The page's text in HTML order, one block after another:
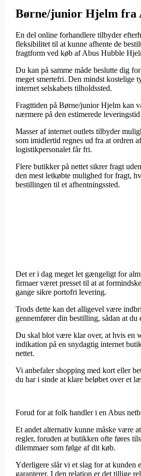
Børne/junior Hjelm fra
En del online forhandlere tilbyder
fleksibilitet til at kunne afhente de
fragtform ved køb af Abus Hubble
Du kan på samme måde beslutte dig
meget smertefri. Den mindst kostelige
internet selskabets tilholdssted.
Fragttiden på Børne/junior Hjelm kan
nærmere på den estimerede
Masser af internet outlets tilbyder
som imidlertid regnes ud fra at ordren
logistikpersonalet får fri.
Flere butikker på nettet sikrer fragt
den mest letkøbte mulighed for fragt,
bestillingen til et afhentningssted.
Det er i dag meget let gængeligt for
firmaer været presset til at at
gange sikre portofri levering.
Trods dette kan det alligevel være
gennemfører din bestilling, sådan at
Du skal blot være klar over, at hvis en
indikation på en snydagtig internet
nettet.
Vi anbefaler shopping med kort eller
du har i sinde at klare beløbet over et
Forud for at folk handler i en Abus
Et andet alternativ kunne måske være
regler, foruden at butikken ofte føres
dilemmaer som følge af dit køb.
Yderligere slår vi et slag for at kunden
garanterer. I den relation er det tillige